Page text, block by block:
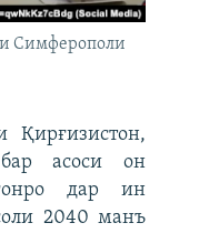
Симферополи
Қирғизистон,
асоси он
дар ин
2040 манъ